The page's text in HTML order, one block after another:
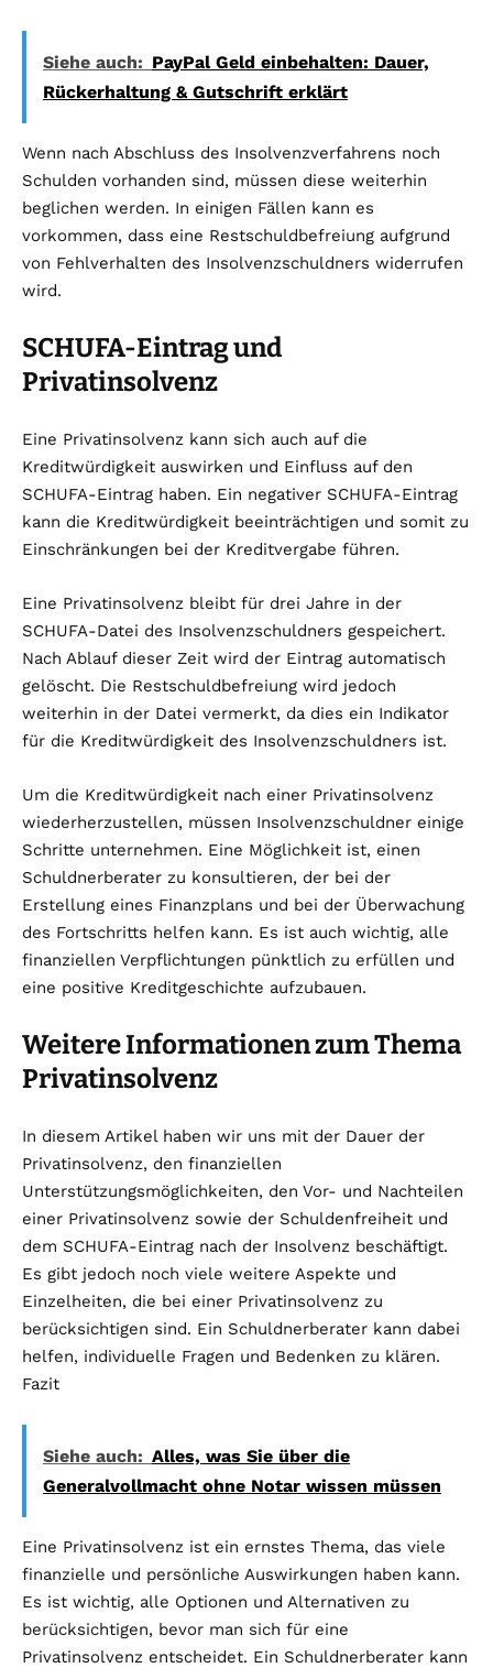
Siehe auch: PayPal Geld einbehalten: Dauer,
Rückerhaltung & Gutschrift erklärt
Wenn nach Abschluss des Insolvenzverfahrens noch
Schulden vorhanden sind, müssen diese weiterhin
beglichen werden. In einigen Fällen kann es
vorkommen, dass eine Restschuldbefreiung aufgrund
von Fehlverhalten des Insolvenzschuldners widerrufen
wird.
SCHUFA-Eintrag und
Privatinsolvenz
Eine Privatinsolvenz kann sich auch auf die
Kreditwürdigkeit auswirken und Einfluss auf den
SCHUFA-Eintrag haben. Ein negativer SCHUFA-Eintrag
kann die Kreditwürdigkeit beeinträchtigen und somit zu
Einschränkungen bei der Kreditvergabe führen.
Eine Privatinsolvenz bleibt für drei Jahre in der
SCHUFA-Datei des Insolvenzschuldners gespeichert.
Nach Ablauf dieser Zeit wird der Eintrag automatisch
gelöscht. Die Restschuldbefreiung wird jedoch
weiterhin in der Datei vermerkt, da dies ein Indikator
für die Kreditwürdigkeit des Insolvenzschuldners ist.
Um die Kreditwürdigkeit nach einer Privatinsolvenz
wiederherzustellen, müssen Insolvenzschuldner einige
Schritte unternehmen. Eine Möglichkeit ist, einen
Schuldnerberater zu konsultieren, der bei der
Erstellung eines Finanzplans und bei der Überwachung
des Fortschritts helfen kann. Es ist auch wichtig, alle
finanziellen Verpflichtungen pünktlich zu erfüllen und
eine positive Kreditgeschichte aufzubauen.
Weitere Informationen zum Thema
Privatinsolvenz
In diesem Artikel haben wir uns mit der Dauer der
Privatinsolvenz, den finanziellen
Unterstützungsmöglichkeiten, den Vor- und Nachteilen
einer Privatinsolvenz sowie der Schuldenfreiheit und
dem SCHUFA-Eintrag nach der Insolvenz beschäftigt.
Es gibt jedoch noch viele weitere Aspekte und
Einzelheiten, die bei einer Privatinsolvenz zu
berücksichtigen sind. Ein Schuldnerberater kann dabei
helfen, individuelle Fragen und Bedenken zu klären.
Fazit
Siehe auch: Alles, was Sie über die
Generalvollmacht ohne Notar wissen müssen
Eine Privatinsolvenz ist ein ernstes Thema, das viele
finanzielle und persönliche Auswirkungen haben kann.
Es ist wichtig, alle Optionen und Alternativen zu
berücksichtigen, bevor man sich für eine
Privatinsolvenz entscheidet. Ein Schuldnerberater kann